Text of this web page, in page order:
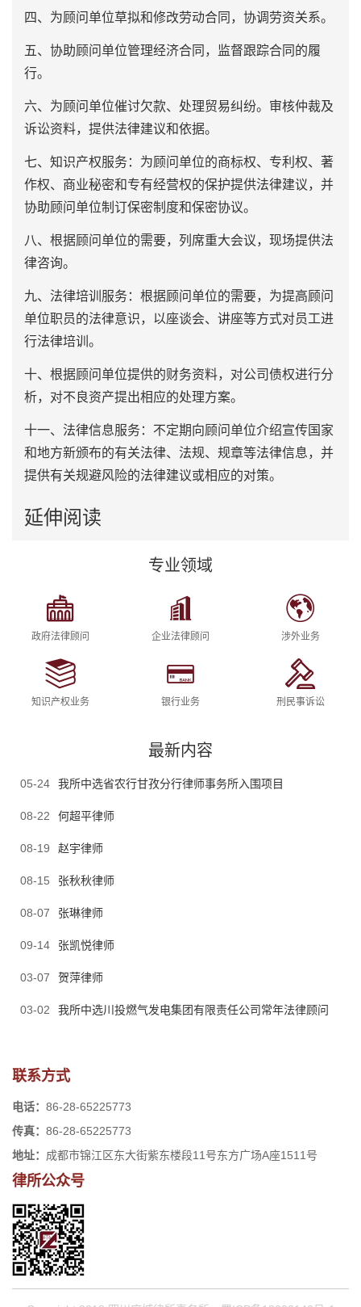
四、为顾问单位草拟和修改劳动合同，协调劳资关系。
五、协助顾问单位管理经济合同，监督跟踪合同的履
行。
六、为顾问单位催讨欠款、处理贸易纠纷。审核仲裁及
诉讼资料，提供法律建议和依据。
七、知识产权服务：为顾问单位的商标权、专利权、著
作权、商业秘密和专有经营权的保护提供法律建议，并
协助顾问单位制订保密制度和保密协议。
八、根据顾问单位的需要，列席重大会议，现场提供法
律咨询。
九、法律培训服务：根据顾问单位的需要，为提高顾问
单位职员的法律意识，以座谈会、讲座等方式对员工进
行法律培训。
十、根据顾问单位提供的财务资料，对公司债权进行分
析，对不良资产提出相应的处理方案。
十一、法律信息服务：不定期向顾问单位介绍宣传国家
和地方新颁布的有关法律、法规、规章等法律信息，并
提供有关规避风险的法律建议或相应的对策。
延伸阅读
专业领域
政府法律顾问 企业法律顾问 涉外业务
知识产权业务 银行业务 刑民事诉讼
最新内容
05-24 我所中选省农行甘孜分行律师事务所入围项目
08-22 何超平律师
08-19 赵宇律师
08-15 张秋秋律师
08-07 张琳律师
09-14 张凯悦律师
03-07 贺萍律师
03-02 我所中选川投燃气发电集团有限责任公司常年法律顾问
联系方式
电话： 86-28-65225773
传真： 86-28-65225773
地址： 成都市锦江区东大街紫东楼段11号东方广场A座1511号
律所公众号